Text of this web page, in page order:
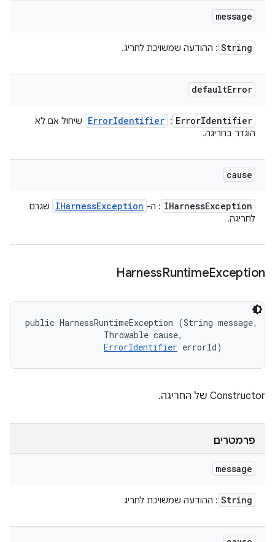
message
String : ההודעה שמשויכת לחריג.
defaultError
ErrorIdentifier
:
ErrorIdentifier
שיחול אם לא
הוגדר בחריגה.
cause
IHarnessException : ה- IHarnessException
שגרם
לחריגה.
HarnessRuntimeException
public HarnessRuntimeException (String message,
                Throwable cause,
ErrorIdentifier errorId)
Constructor של החריגה.
פרמטרים
message
String : ההודעה שמשויכת לחריג